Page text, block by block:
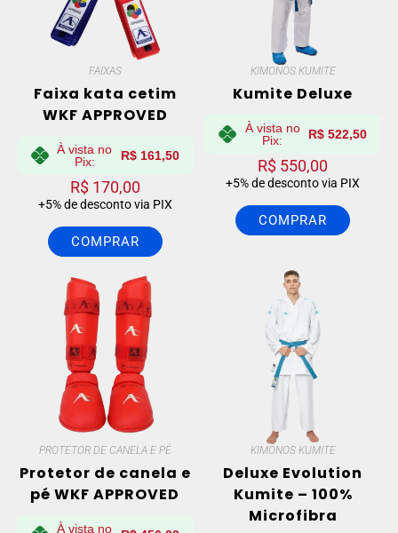
FAIXAS
Faixa kata cetim
WKF APPROVED
À vista no
Pix:
R$161,50
R$170,00
+5% de desconto via PIX
COMPRAR
KIMONOS KUMITE
Kumite Deluxe
À vista no
Pix:
R$ 522,50
R$ 550,00
+5% de desconto via PIX
COMPRAR
PROTETOR DE CANELA E PÉ
Protetor de canela e
pé WKF APPROVED
À vista no
KIMONOS KUMITE
Deluxe Evolution
Kumite – 100%
Microfibra